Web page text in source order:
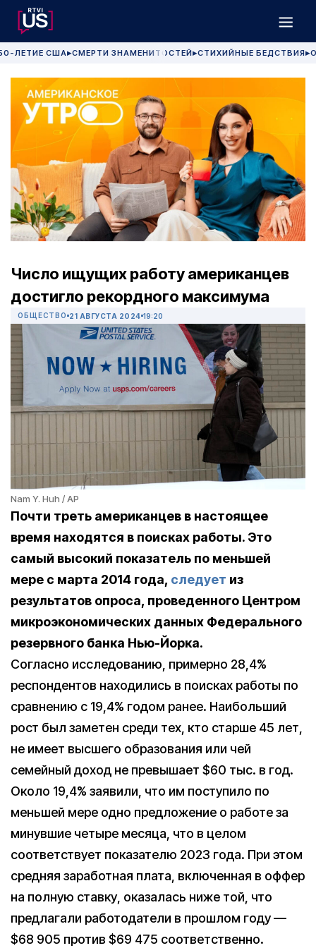
ЛЕТИЕ США▶СМЕРТИ ЗНАМЕНИТОСТЕЙ▶СТИХИЙНЫЕ БЕДСТВИЯ▶
Число ищущих работу американцев
достигло рекордного максимума
ОБЩЕСТВО 21 АВГУСТА 2024 19:20
Nam Y. Huh / AP
Почти треть американцев в настоящее
время находятся в поисках работы. Это
самый высокий показатель по меньшей
мере с марта 2014 года, следует из
результатов опроса, проведенного Центром
микроэкономических данных Федерального
резервного банка Нью-Йорка.
Согласно исследованию, примерно 28,4%
респондентов находились в поисках работы по
сравнению с 19,4% годом ранее. Наибольший
рост был заметен среди тех, кто старше 45 лет,
не имеет высшего образования или чей
семейный доход не превышает $60 тыс. в год.
Около 19,4% заявили, что им поступило по
меньшей мере одно предложение о работе за
минувшие четыре месяца, что в целом
соответствует показателю 2023 года. При этом
средняя заработная плата, включенная в оффер
на полную ставку, оказалась ниже той, что
предлагали работодатели в прошлом году —
$68 905 против $69 475 соответственно.